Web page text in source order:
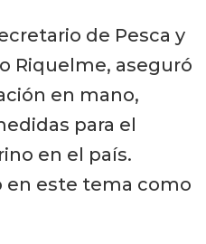
de Pesca y
Riquelme, aseguró
en mano,
para el
en el país.
en este tema como